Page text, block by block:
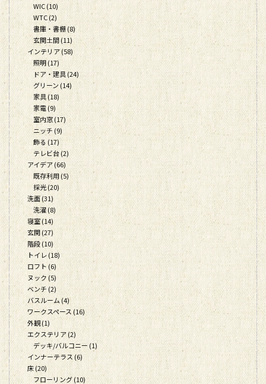
WIC (10)
WTC (2)
書庫・書棚 (8)
玄関土間 (11)
インテリア (58)
照明 (17)
ドア・建具 (24)
グリーン (14)
家具 (18)
家電 (9)
室内窓 (17)
ニッチ (9)
飾る (17)
テレビ台 (2)
アイデア (66)
既存利用 (5)
採光 (20)
洗面 (31)
洗濯 (8)
寝室 (14)
玄関 (27)
階段 (10)
トイレ (18)
ロフト (6)
ヌック (5)
ベンチ (2)
バスルーム (4)
ワークスペース (16)
外観 (1)
エクステリア (2)
デッキ/バルコニー (1)
インナーテラス (6)
床 (20)
フローリング (10)